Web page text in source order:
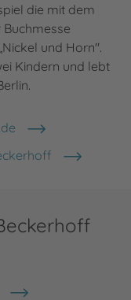
die mit dem
und Horn".
Kindern und lebt